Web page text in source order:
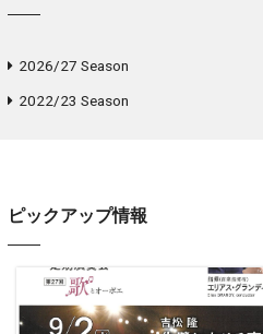
2026/27 Season
2022/23 Season
ピックアップ情報